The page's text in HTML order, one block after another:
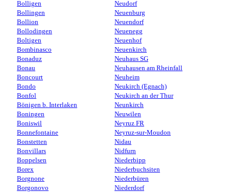
Bolligen
Bollingen
Bollion
Bollodingen
Boltigen
Bombinasco
Bonaduz
Bonau
Boncourt
Bondo
Bonfol
Bönigen b. Interlaken
Boningen
Boniswil
Bonnefontaine
Bonstetten
Bonvillars
Boppelsen
Borex
Borgnone
Borgonovo
Neudorf
Neuenburg
Neuendorf
Neuenegg
Neuenhof
Neuenkirch
Neuhaus SG
Neuhausen am Rheinfall
Neuheim
Neukirch (Egnach)
Neukirch an der Thur
Neunkirch
Neuwilen
Neyruz FR
Neyruz-sur-Moudon
Nidau
Nidfurn
Niederbipp
Niederbuchsiten
Niederbüren
Niederdorf